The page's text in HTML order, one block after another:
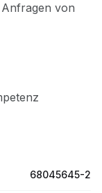
68045645-2